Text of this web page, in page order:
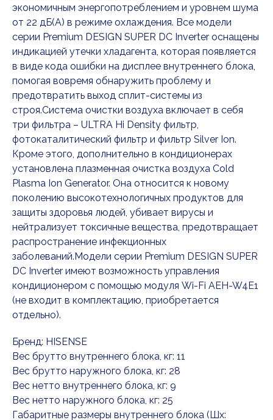
экономичным энергопотреблением и уровнем шума
от 22 дБ(A) в режиме охлаждения. Все модели
серии Premium DESIGN SUPER DC Inverter оснащены
индикацией утечки хладагента, которая появляется
в виде кода ошибки на дисплее внутреннего блока,
помогая вовремя обнаружить проблему и
предотвратить выход сплит-системы из
строя.Система очистки воздуха включает в себя
три фильтра – ULTRA Hi Density фильтр,
фотокаталитический фильтр и фильтр Silver Ion.
Кроме этого, дополнительно в кондиционерах
установлена плазменная очистка воздуха Cold
Plasma Ion Generator. Она относится к новому
поколению высокотехнологичных продуктов для
защиты здоровья людей, убивает вирусы и
нейтрализует токсичные вещества, предотвращает
распространение инфекционных
заболеваний.Модели серии Premium DESIGN SUPER
DC Inverter имеют возможность управления
кондиционером с помощью модуля Wi-Fi AEH-W4E1
(не входит в комплектацию, приобретается
отдельно).
Бренд: HISENSE
Вес брутто внутреннего блока, кг: 11
Вес брутто наружного блока, кг: 28
Вес нетто внутреннего блока, кг: 9
Вес нетто наружного блока, кг: 25
Габаритные размеры внутреннего блока (Шx: